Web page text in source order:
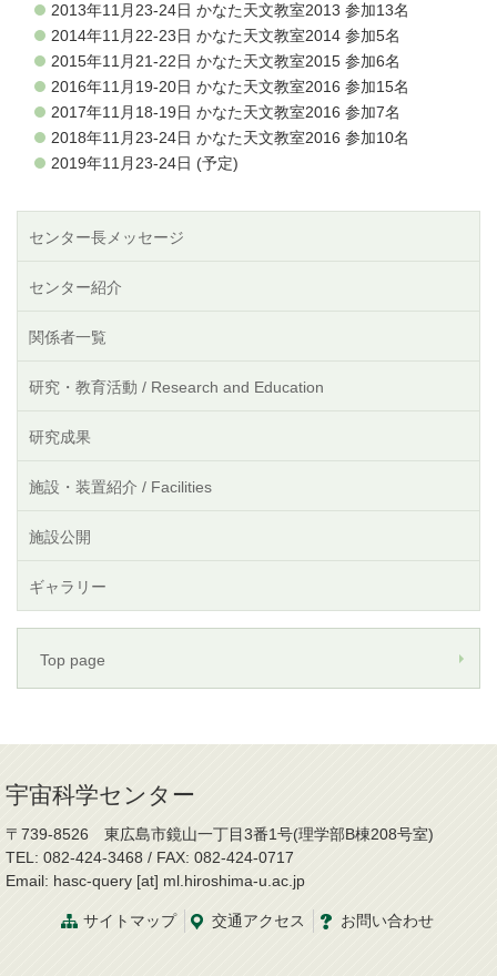
2013年11月23-24日 かなた天文教室2013 参加13名
2014年11月22-23日 かなた天文教室2014 参加5名
2015年11月21-22日 かなた天文教室2015 参加6名
2016年11月19-20日 かなた天文教室2016 参加15名
2017年11月18-19日 かなた天文教室2016 参加7名
2018年11月23-24日 かなた天文教室2016 参加10名
2019年11月23-24日 (予定)
センター長メッセージ
センター紹介
関係者一覧
研究・教育活動 / Research and Education
研究成果
施設・装置紹介 / Facilities
施設公開
ギャラリー
Top page
宇宙科学センター
〒739-8526 東広島市鏡山一丁目3番1号(理学部B棟208号室)
TEL: 082-424-3468 / FAX: 082-424-0717
Email: hasc-query [at] ml.hiroshima-u.ac.jp
サイトマップ 交通アクセス お問い合わせ